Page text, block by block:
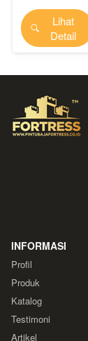
`
Lihat
Detail
INFORMASI
Profil
Produk
Katalog
Testimoni
Artikel